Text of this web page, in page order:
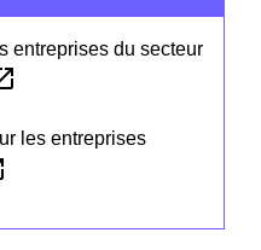
entreprises du secteur
les entreprises